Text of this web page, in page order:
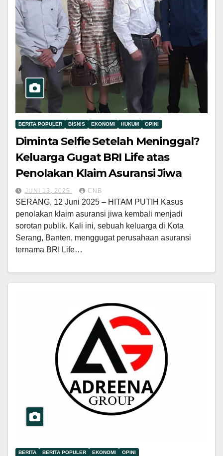
BERITA POPULER BISNIS EKONOMI HUKUM OPINI
Diminta Selfie Setelah Meninggal?
Keluarga Gugat BRI Life atas
Penolakan Klaim Asuransi Jiwa
JUNI 13, 2025 CNB
SERANG, 12 Juni 2025 – HITAM PUTIH Kasus
penolakan klaim asuransi jiwa kembali menjadi
sorotan publik. Kali ini, sebuah keluarga di Kota
Serang, Banten, menggugat perusahaan asuransi
ternama BRI Life…
BERITA BERITA POPULER EKONOMI OPINI